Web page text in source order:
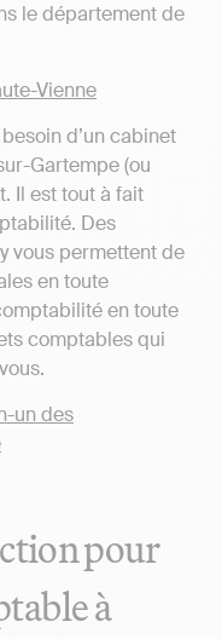
le département de
Vienne
d’un cabinet
Gartempe (ou
Il est tout à fait
Des
vous permettent de
en toute
en toute
comptables qui
pour
à